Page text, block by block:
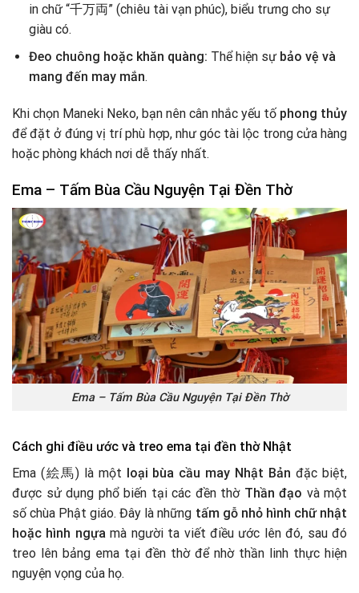
in chữ “千万両” (chiêu tài vạn phúc), biểu trưng cho sự
giàu có.
Đeo chuông hoặc khăn quàng: Thể hiện sự bảo vệ và
mang đến may mắn.
Khi chọn Maneki Neko, bạn nên cân nhắc yếu tố phong thủy
để đặt ở đúng vị trí phù hợp, như góc tài lộc trong cửa hàng
hoặc phòng khách nơi dễ thấy nhất.
Ema – Tấm Bùa Cầu Nguyện Tại Đền Thờ
Ema – Tấm Bùa Cầu Nguyện Tại Đền Thờ
Cách ghi điều ước và treo ema tại đền thờ Nhật
Ema (絵馬) là một
loại bùa cầu may Nhật Bản đặc biệt,
được sử dụng phổ biến tại các đền thờ Thần đạo và một
số chùa Phật giáo. Đây là những tấm gỗ nhỏ hình chữ nhật
hoặc hình ngựamà người ta viết điều ước lên đó, sau đó
treo lên bảng ema tại đền thờ để nhờ thần linh thực hiện
nguyện vọng của họ.